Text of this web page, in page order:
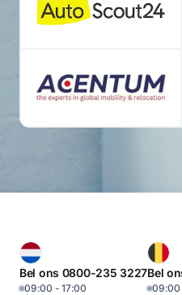
Bel ons 0800-235 3227
09:00 - 17:00
Bel
09:00